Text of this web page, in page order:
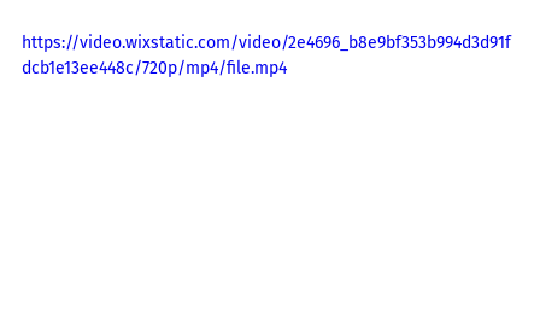
https://video.wixstatic.com/video/2e4696_b8e9bf353b994d3d91f
dcb1e13ee448c/720p/mp4/file.mp4